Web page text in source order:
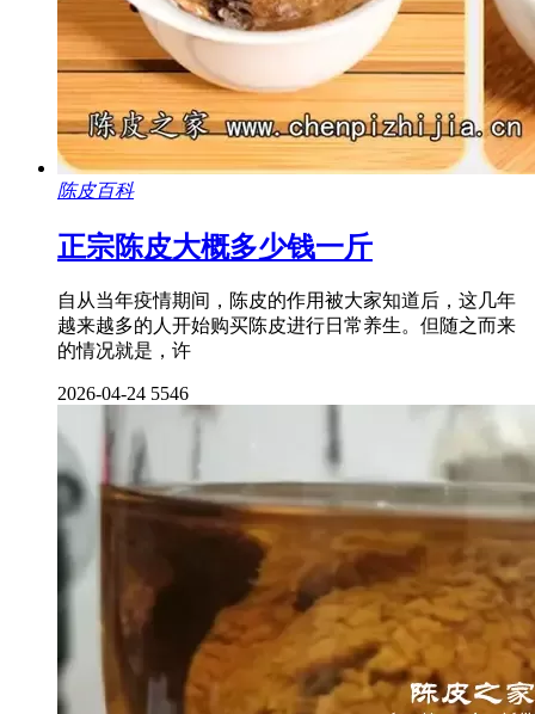
陈皮百科
正宗陈皮大概多少钱一斤
自从当年疫情期间，陈皮的作用被大家知道后，这几年
越来越多的人开始购买陈皮进行日常养生。但随之而来
的情况就是，许
2026-04-24 5546